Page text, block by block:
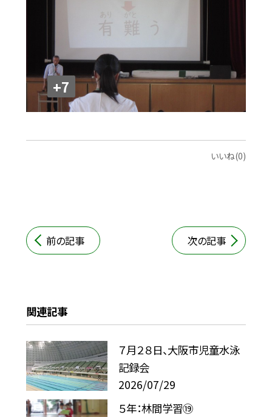
+7
いいね(0)
前の記事 次の記事
関連記事
７月２８日、大阪市児童水泳
記録会
2026/07/29
５年：林間学習⑲